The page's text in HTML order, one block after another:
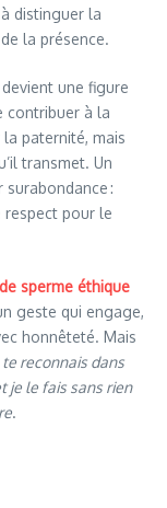
distinguer la
la présence.
une figure
contribuer à la
la paternité, mais
transmet. Un
:
respect pour le
sperme éthique
geste qui engage,
honnêteté. Mais
te reconnais dans
je le fais sans rien
.